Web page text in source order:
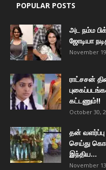
POPULAR POSTS
அட நம்ம
ஜோடியா
November
ராட்சசன்
கட்டணும்!!
October 30,
தன்
செய்து
இந்திய...
November